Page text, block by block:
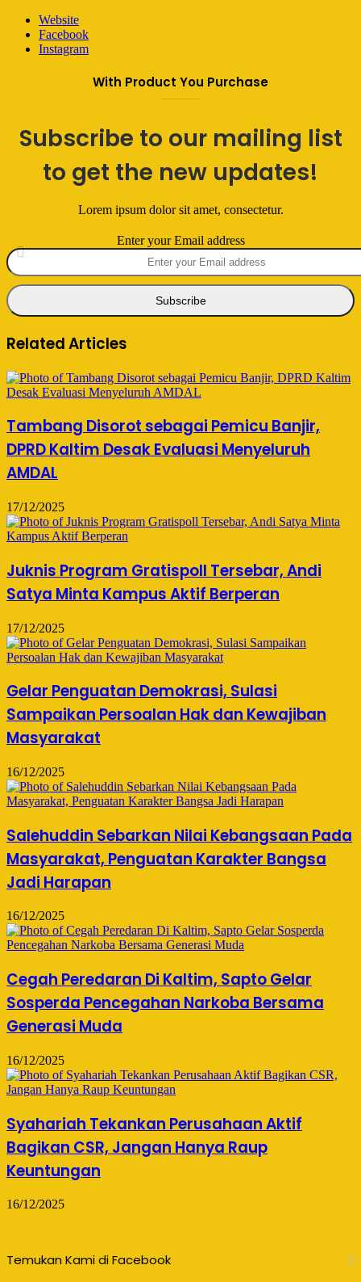
Website
Facebook
Instagram
With Product You Purchase
Subscribe to our mailing list
to get the new updates!
Lorem ipsum dolor sit amet, consectetur.
Enter your Email address
Related Articles
Tambang Disorot sebagai Pemicu Banjir,
DPRD Kaltim Desak Evaluasi Menyeluruh
AMDAL
17/12/2025
Juknis Program Gratispoll Tersebar, Andi
Satya Minta Kampus Aktif Berperan
17/12/2025
Gelar Penguatan Demokrasi, Sulasi
Sampaikan Persoalan Hak dan Kewajiban
Masyarakat
16/12/2025
Salehuddin Sebarkan Nilai Kebangsaan Pada
Masyarakat, Penguatan Karakter Bangsa
Jadi Harapan
16/12/2025
Cegah Peredaran Di Kaltim, Sapto Gelar
Sosperda Pencegahan Narkoba Bersama
Generasi Muda
16/12/2025
Syahariah Tekankan Perusahaan Aktif
Bagikan CSR, Jangan Hanya Raup
Keuntungan
16/12/2025
Temukan Kami di Facebook